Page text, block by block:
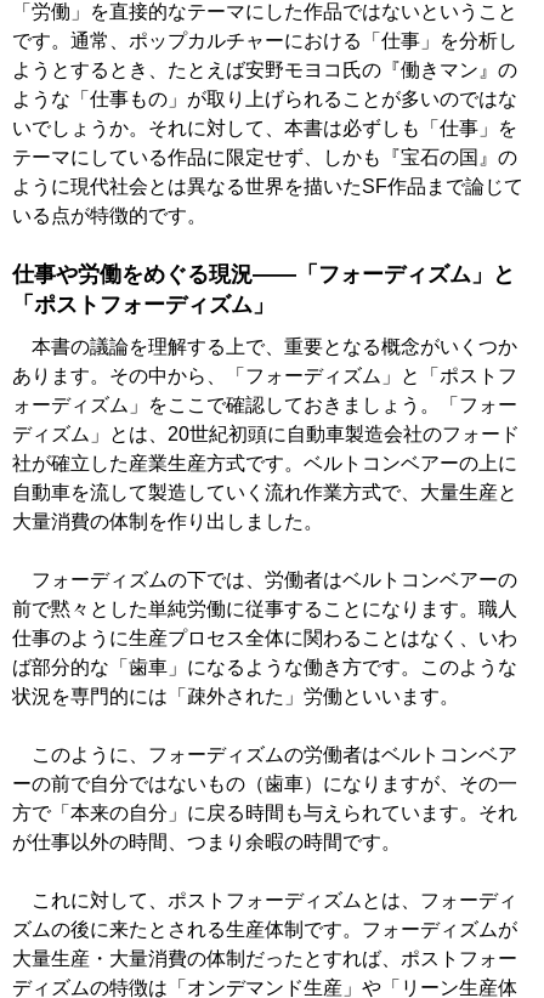
「労働」を直接的なテーマにした作品ではないということ
です。通常、ポップカルチャーにおける「仕事」を分析し
ようとするとき、たとえば安野モヨコ氏の『働きマン』の
ような「仕事もの」が取り上げられることが多いのではな
いでしょうか。それに対して、本書は必ずしも「仕事」を
テーマにしている作品に限定せず、しかも『宝石の国』の
ように現代社会とは異なる世界を描いたSF作品まで論じて
いる点が特徴的です。
仕事や労働をめぐる現況――「フォーディズム」と
「ポストフォーディズム」
本書の議論を理解する上で、重要となる概念がいくつか
あります。その中から、「フォーディズム」と「ポストフ
ォーディズム」をここで確認しておきましょう。「フォー
ディズム」とは、20世紀初頭に自動車製造会社のフォード
社が確立した産業生産方式です。ベルトコンベアーの上に
自動車を流して製造していく流れ作業方式で、大量生産と
大量消費の体制を作り出しました。
フォーディズムの下では、労働者はベルトコンベアーの
前で黙々とした単純労働に従事することになります。職人
仕事のように生産プロセス全体に関わることはなく、いわ
ば部分的な「歯車」になるような働き方です。このような
状況を専門的には「疎外された」労働といいます。
このように、フォーディズムの労働者はベルトコンベア
ーの前で自分ではないもの（歯車）になりますが、その一
方で「本来の自分」に戻る時間も与えられています。それ
が仕事以外の時間、つまり余暇の時間です。
これに対して、ポストフォーディズムとは、フォーディ
ズムの後に来たとされる生産体制です。フォーディズムが
大量生産・大量消費の体制だったとすれば、ポストフォー
ディズムの特徴は「オンデマンド生産」や「リーン生産体